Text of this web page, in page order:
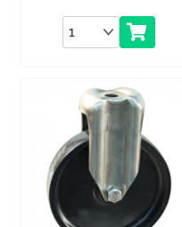
Aantal